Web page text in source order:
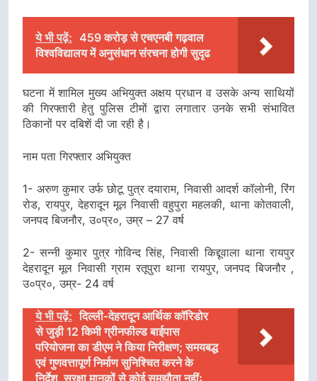
ये भी पढ़ें: 459 करोड़ से एचएनबी गढ़वाल
विश्वविद्यालय में अनुसंधान संरचना होगी सुदृढ
घटना में शामिल मुख्य अभियुक्त अक्षय प्रधान व उसके अन्य साथियों
की गिरफ्तारी हेतु पुलिस टीमों द्वारा लगातार उनके सभी संभावित
ठिकानों पर दबिशें दी जा रही है।
नाम पता गिरफ्तार अभियुक्त
1- अरुण कुमार उर्फ छोटू पुत्र दयाराम, निवासी आदर्श कॉलोनी, रिंग
रोड, रायपुर, देहरादून मूल निवासी वहुपुरा महलकी, थाना कोतवाली,
जनपद बिजनौर, उ०प्र०, उम्र – 27 वर्ष
2- सन्नी कुमार पुत्र गोविन्द सिंह, निवासी किद्दूवाला थाना रायपुर
देहरादून मूल निवासी ग्राम रतूपुरा थाना रायपुर, जनपद बिजनौर ,
उ०प्र०, उम्र- 24 वर्ष
ये भी पढ़ें: दिल्ली-देहरादून आर्थिक कॉरिडोर
से जुड़ी 12 किमी ग्रीनफील्ड बाईपास
परियोजना का डीएम ने किया निरीक्षण; समयबद्ध
एवं गुणवत्तापूर्ण निर्माण सुनिश्चित करने के
निर्देश, सुरक्षा मानकों से कोई समझौता नहींः